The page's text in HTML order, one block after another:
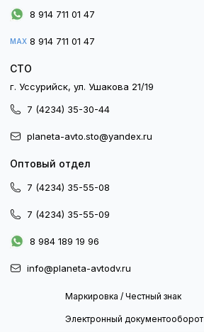
8 914 711 01 47
MAX 8 914 711 01 47
СТО
г. Уссурийск, ул. Ушакова 21/19
7 (4234) 35-30-44
planeta-avto.sto@yandex.ru
Оптовый отдел
7 (4234) 35-55-08
7 (4234) 35-55-09
8 984 189 19 96
info@planeta-avtodv.ru
Маркировка / Честный знак
Электронный документооборот